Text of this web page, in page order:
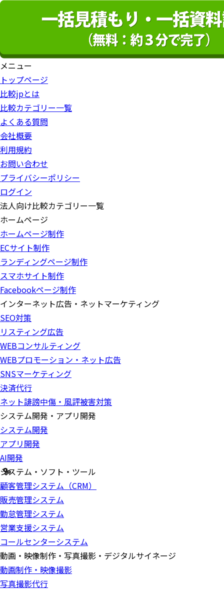
メニュー
トップページ
比較jpとは
比較カテゴリー一覧
よくある質問
会社概要
利用規約
お問い合わせ
プライバシーポリシー
ログイン
法人向け比較カテゴリー一覧
ホームページ
ホームページ制作
ECサイト制作
ランディングページ制作
スマホサイト制作
Facebookページ制作
インターネット広告・ネットマーケティング
SEO対策
リスティング広告
WEBコンサルティング
WEBプロモーション・ネット広告
SNSマーケティング
決済代行
ネット誹謗中傷・風評被害対策
システム開発・アプリ開発
システム開発
アプリ開発
AI開発
システム・ソフト・ツール
顧客管理システム（CRM）
販売管理システム
勤怠管理システム
営業支援システム
コールセンターシステム
動画・映像制作・写真撮影・デジタルサイネージ
動画制作・映像撮影
写真撮影代行